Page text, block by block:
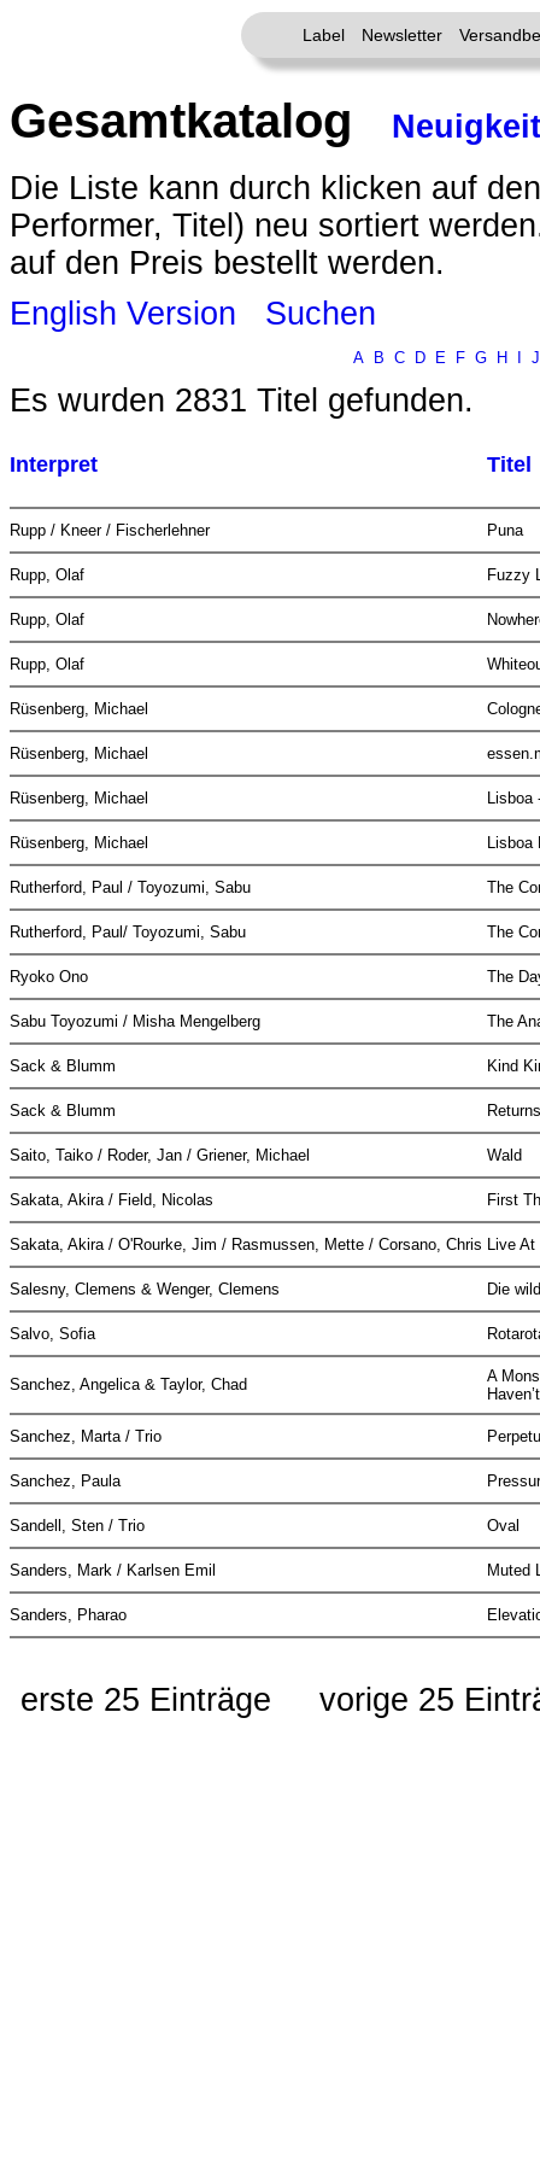
Label Newsletter
Gesamtkatalog
Die Liste kann durch klicken auf
Performer, Titel) neu sortiert
auf den Preis bestellt werden.
English Version
Suchen
A B C D E F G H J
Es wurden 2831 Titel gefunden.
Interpret Titel
Rupp / Kneer / Fischerlehner Puna
Rupp, Olaf Fuzzy
Rupp, Olaf
Rupp, Olaf
Rüsenberg, Michael
Rüsenberg, Michael
Rüsenberg, Michael Lisboa
Rüsenberg, Michael Lisboa
Rutherford, Paul / Toyozumi, Sabu The
Rutherford, Paul/ Toyozumi, Sabu The
Ryoko Ono The
Sabu Toyozumi / Misha Mengelberg The
Sack & Blumm Kind
Sack & Blumm
Saito, Taiko / Roder, Jan / Griener, Michael Wald
Sakata, Akira / Field, Nicolas First
Sakata, Akira / O'Rourke, Jim / Rasmussen, Mette / Corsano, Chris Live
Salesny, Clemens & Wenger, Clemens Die
Salvo, Sofia
Sanchez, Angelica & Taylor, Chad
A
Sanchez, Marta / Trio
Sanchez, Paula
Sandell, Sten / Trio Oval
Sanders, Mark / Karlsen Emil Muted
Sanders, Pharao
erste 25 Einträge vorige 25